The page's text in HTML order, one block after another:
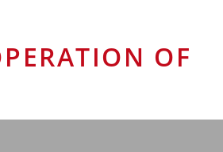
OF